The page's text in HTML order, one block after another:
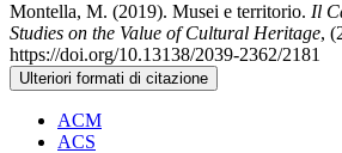
Montella, M. (2019). Musei e territorio. Il
Studies on the Value of Cultural Heritage,
https://doi.org/10.13138/2039-2362/2181
Ulteriori formati di citazione
ACM
ACS